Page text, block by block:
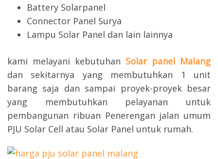
Battery Solarpanel
Connector Panel Surya
Lampu Solar Panel dan lain lainnya
kami melayani kebutuhan Solar panel Malang
dan sekitarnya yang membutuhkan 1 unit
barang saja dan sampai proyek-proyek besar
yang membutuhkan pelayanan untuk
pembangunan ribuan Penerengan jalan umum
PJU Solar Cell atau Solar Panel untuk rumah.